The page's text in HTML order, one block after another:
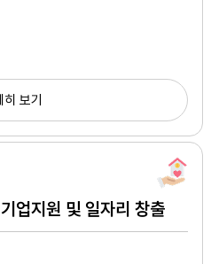
보기
업지원 및 일자리 창출